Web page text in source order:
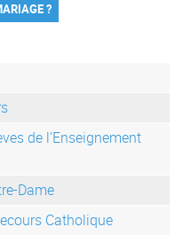
?
de l’Enseignement
Dame
Catholique